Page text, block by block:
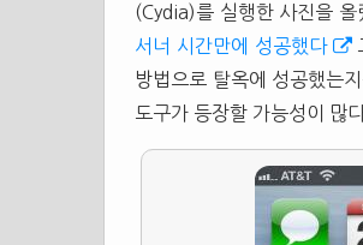
(Cydia)를 실행한 사진을 올
서너 시간만에 성공했다
방법으로 탈옥에 성공했는
도구가 등장할 가능성이 많